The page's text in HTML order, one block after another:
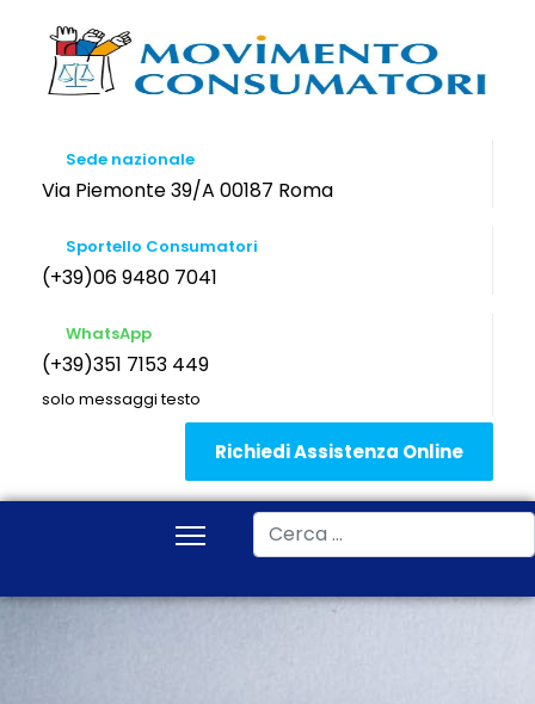
Sede nazionale
Via Piemonte 39/A 00187 Roma
Sportello Consumatori
(+39)06 9480 7041
WhatsApp
(+39)351 7153 449
solo messaggi testo
Richiedi Assistenza Online
Cerca